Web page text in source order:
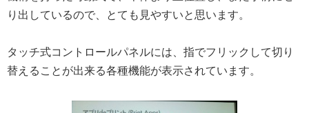
り出しているので、とても見やすいと思います。
タッチ式コントロールパネルには、指でフリックして切り
替えることが出来る各種機能が表示されています。